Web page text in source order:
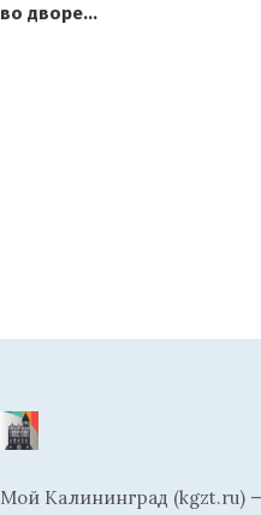
во дворе
Мой Калининград (kgzt.ru)